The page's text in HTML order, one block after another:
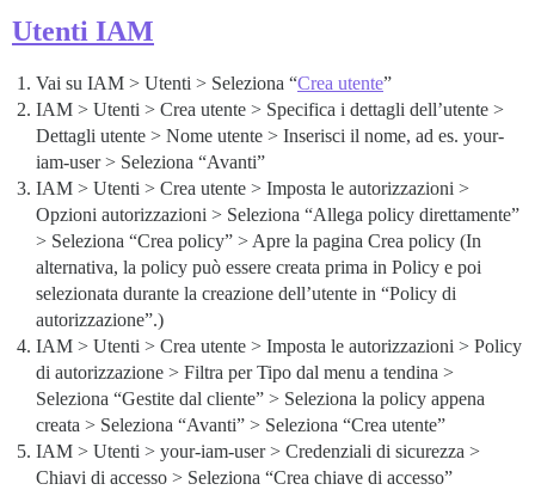
Utenti IAM
Vai su IAM > Utenti > Seleziona “Crea utente”
IAM > Utenti > Crea utente > Specifica i dettagli dell’utente >
Dettagli utente > Nome utente > Inserisci il nome, ad es. your-
iam-user > Seleziona “Avanti”
IAM > Utenti > Crea utente > Imposta le autorizzazioni >
Opzioni autorizzazioni > Seleziona “Allega policy direttamente”
> Seleziona “Crea policy” > Apre la pagina Crea policy (In
alternativa, la policy può essere creata prima in Policy e poi
selezionata durante la creazione dell’utente in “Policy di
autorizzazione”.)
IAM > Utenti > Crea utente > Imposta le autorizzazioni > Policy
di autorizzazione > Filtra per Tipo dal menu a tendina >
Seleziona “Gestite dal cliente” > Seleziona la policy appena
creata > Seleziona “Avanti” > Seleziona “Crea utente”
IAM > Utenti > your-iam-user > Credenziali di sicurezza >
Chiavi di accesso > Seleziona “Crea chiave di accesso”